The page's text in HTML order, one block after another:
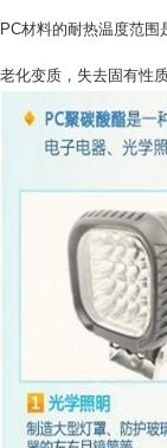
PC材料的耐热温度范
老化变质，失去固有性质